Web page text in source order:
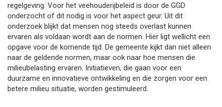
regelgeving. Voor het veehouderijbeleid is door de GGD
onderzocht of dit nodig is voor het aspect geur. Uit dit
onderzoek blijkt dat mensen nog steeds overlast kunnen
ervaren als voldaan wordt aan de normen. Hier ligt wellicht een
opgave voor de komende tijd. De gemeente kijkt dan niet alleen
naar de geldende normen, maar ook naar hoe mensen die
milieubelasting ervaren. Initiatieven, die gaan voor een
duurzame en innovatieve ontwikkeling en die zorgen voor een
betere milieu situatie, worden gestimuleerd.